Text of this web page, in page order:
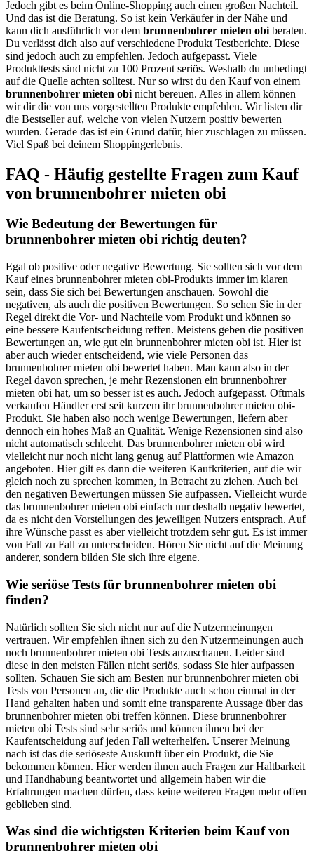
Jedoch gibt es beim Online-Shopping auch einen großen Nachteil.
Und das ist die Beratung. So ist kein Verkäufer in der Nähe und
kann dich ausführlich vor dem brunnenbohrer mieten obi beraten.
Du verlässt dich also auf verschiedene Produkt Testberichte. Diese
sind jedoch auch zu empfehlen. Jedoch aufgepasst. Viele
Produkttests sind nicht zu 100 Prozent seriös. Weshalb du unbedingt
auf die Quelle achten solltest. Nur so wirst du den Kauf von einem
brunnenbohrer mieten obi nicht bereuen. Alles in allem können
wir dir die von uns vorgestellten Produkte empfehlen. Wir listen dir
die Bestseller auf, welche von vielen Nutzern positiv bewerten
wurden. Gerade das ist ein Grund dafür, hier zuschlagen zu müssen.
Viel Spaß bei deinem Shoppingerlebnis.
FAQ - Häufig gestellte Fragen zum Kauf
von brunnenbohrer mieten obi
Wie Bedeutung der Bewertungen für
brunnenbohrer mieten obi richtig deuten?
Egal ob positive oder negative Bewertung. Sie sollten sich vor dem
Kauf eines brunnenbohrer mieten obi-Produkts immer im klaren
sein, dass Sie sich bei Bewertungen anschauen. Sowohl die
negativen, als auch die positiven Bewertungen. So sehen Sie in der
Regel direkt die Vor- und Nachteile vom Produkt und können so
eine bessere Kaufentscheidung reffen. Meistens geben die positiven
Bewertungen an, wie gut ein brunnenbohrer mieten obi ist. Hier ist
aber auch wieder entscheidend, wie viele Personen das
brunnenbohrer mieten obi bewertet haben. Man kann also in der
Regel davon sprechen, je mehr Rezensionen ein brunnenbohrer
mieten obi hat, um so besser ist es auch. Jedoch aufgepasst. Oftmals
verkaufen Händler erst seit kurzem ihr brunnenbohrer mieten obi-
Produkt. Sie haben also noch wenige Bewertungen, liefern aber
dennoch ein hohes Maß an Qualität. Wenige Rezensionen sind also
nicht automatisch schlecht. Das brunnenbohrer mieten obi wird
vielleicht nur noch nicht lang genug auf Plattformen wie Amazon
angeboten. Hier gilt es dann die weiteren Kaufkriterien, auf die wir
gleich noch zu sprechen kommen, in Betracht zu ziehen. Auch bei
den negativen Bewertungen müssen Sie aufpassen. Vielleicht wurde
das brunnenbohrer mieten obi einfach nur deshalb negativ bewertet,
da es nicht den Vorstellungen des jeweiligen Nutzers entsprach. Auf
ihre Wünsche passt es aber vielleicht trotzdem sehr gut. Es ist immer
von Fall zu Fall zu unterscheiden. Hören Sie nicht auf die Meinung
anderer, sondern bilden Sie sich ihre eigene.
Wie seriöse Tests für brunnenbohrer mieten obi
finden?
Natürlich sollten Sie sich nicht nur auf die Nutzermeinungen
vertrauen. Wir empfehlen ihnen sich zu den Nutzermeinungen auch
noch brunnenbohrer mieten obi Tests anzuschauen. Leider sind
diese in den meisten Fällen nicht seriös, sodass Sie hier aufpassen
sollten. Schauen Sie sich am Besten nur brunnenbohrer mieten obi
Tests von Personen an, die die Produkte auch schon einmal in der
Hand gehalten haben und somit eine transparente Aussage über das
brunnenbohrer mieten obi treffen können. Diese brunnenbohrer
mieten obi Tests sind sehr seriös und können ihnen bei der
Kaufentscheidung auf jeden Fall weiterhelfen. Unserer Meinung
nach ist das die seriöseste Auskunft über ein Produkt, die Sie
bekommen können. Hier werden ihnen auch Fragen zur Haltbarkeit
und Handhabung beantwortet und allgemein haben wir die
Erfahrungen machen dürfen, dass keine weiteren Fragen mehr offen
geblieben sind.
Was sind die wichtigsten Kriterien beim Kauf von
brunnenbohrer mieten obi